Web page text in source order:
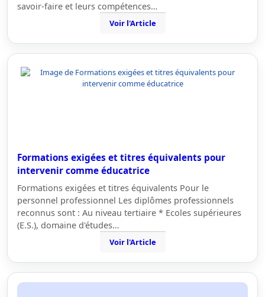
savoir-faire et leurs compétences…
Voir l'Article
Formations exigées et titres équivalents pour
intervenir comme éducatrice
Formations exigées et titres équivalents Pour le
personnel professionnel Les diplômes professionnels
reconnus sont : Au niveau tertiaire * Ecoles supérieures
(E.S.), domaine d'études…
Voir l'Article